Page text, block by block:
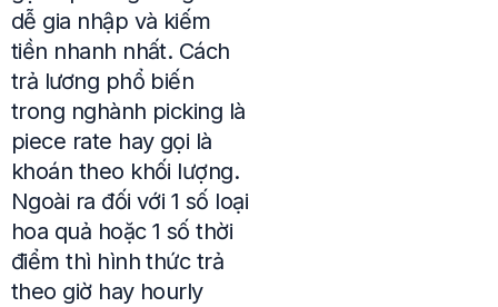
dễ gia nhập và kiếm
tiền nhanh nhất. Cách
trả lương phổ biến
trong nghành picking là
piece rate hay gọi là
khoán theo khối lượng.
Ngoài ra đối với 1 số loại
hoa quả hoặc 1 số thời
điểm thì hình thức trả
theo giờ hay hourly